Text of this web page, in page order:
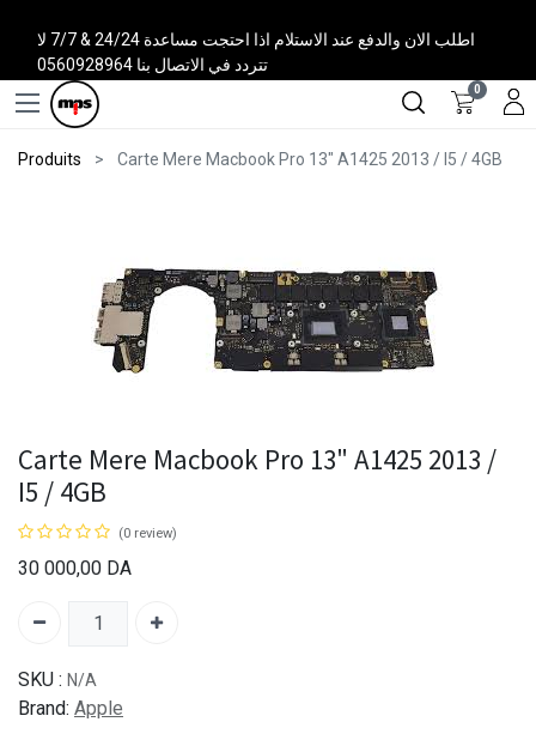
اطلب الان والدفع عند الاستلام اذا احتجت مساعدة 24/24 & 7/7 لا
تتردد في الاتصال بنا 0560928964
0
Produits Carte Mere Macbook Pro 13" A1425 2013 / I5 / 4GB
Carte Mere Macbook Pro 13" A1425 2013 /
I5 / 4GB
(0 review)
30 000,00 DA
SKU : N/A
Brand: Apple